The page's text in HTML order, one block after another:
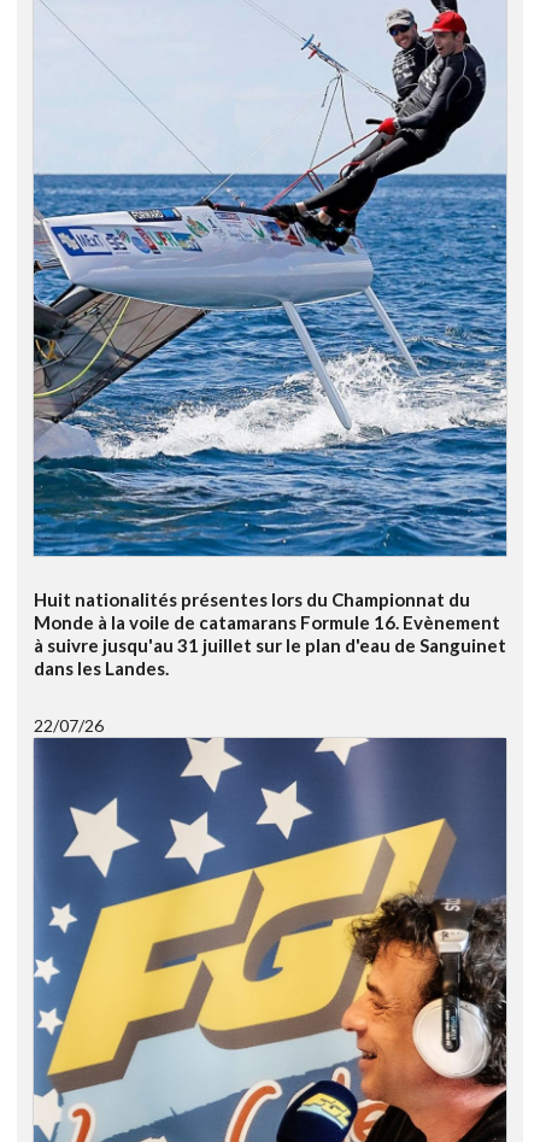
Huit nationalités présentes lors du Championnat du
Monde à la voile de catamarans Formule 16. Evènement
à suivre jusqu'au 31 juillet sur le plan d'eau de Sanguinet
dans les Landes.
22/07/26